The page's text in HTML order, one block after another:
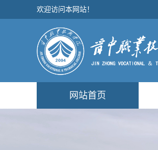
欢迎访问本网站！
网站首页